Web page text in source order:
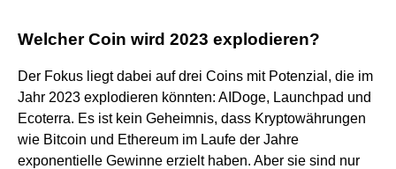
Welcher Coin wird 2023 explodieren?
Der Fokus liegt dabei auf drei Coins mit Potenzial, die im
Jahr 2023 explodieren könnten: AIDoge, Launchpad und
Ecoterra. Es ist kein Geheimnis, dass Kryptowährungen
wie Bitcoin und Ethereum im Laufe der Jahre
exponentielle Gewinne erzielt haben. Aber sie sind nur